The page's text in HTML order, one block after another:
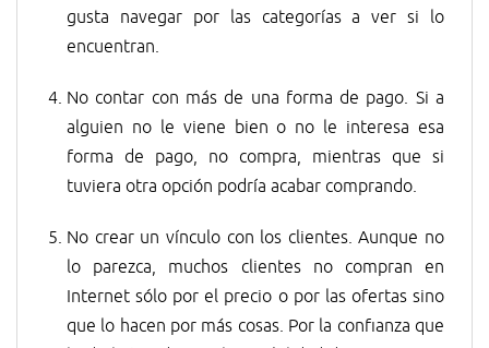
gusta navegar por las categorías a ver si lo
encuentran.
No contar con más de una forma de pago. Si a
alguien no le viene bien o no le interesa esa
forma de pago, no compra, mientras que si
tuviera otra opción podría acabar comprando.
No crear un vínculo con los clientes. Aunque no
lo parezca, muchos clientes no compran en
Internet sólo por el precio o por las ofertas sino
que lo hacen por más cosas. Por la confianza que